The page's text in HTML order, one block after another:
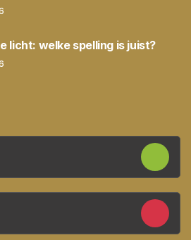
licht: welke spelling is juist?